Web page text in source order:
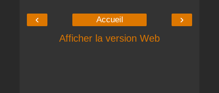
‹ ›
Accueil
Afficher la version Web